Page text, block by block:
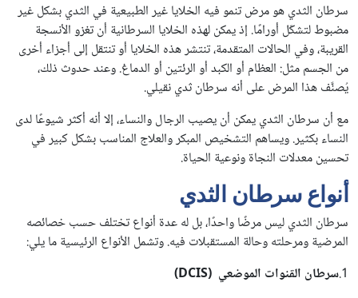
سرطان الثدي هو مرض تنمو فيه الخلايا غير الطبيعية في الثدي بشكل غير
مضبوط لتشكّل أورامًا. إذ يمكن لهذه الخلايا السرطانية أن تغزو الأنسجة
القريبة، وفي الحالات المتقدمة، تنتشر هذه الخلايا أو تنتقل إلى أجزاء أخرى
من الجسم مثل: العظام أو الكبد أو الرئتين أو الدماغ. وعند حدوث ذلك،
يُصنَّف هذا المرض على أنه سرطان ثدي نقيلي.
مع أن سرطان الثدي يمكن أن يصيب الرجال والنساء، إلا أنه أكثر شيوعًا لدى
النساء بكثير. ويساهم التشخيص المبكر والعلاج المناسب بشكل كبير في
تحسين معدلات النجاة ونوعية الحياة.
أنواع سرطان الثدي
سرطان الثدي ليس مرضًا واحدًا، بل له عدة أنواع تختلف حسب خصائصه
المرضية ومرحلته وحالة المستقبلات فيه. وتشمل الأنواع الرئيسية ما يلي:
1.سرطان القنوات الموضعي (DCIS)